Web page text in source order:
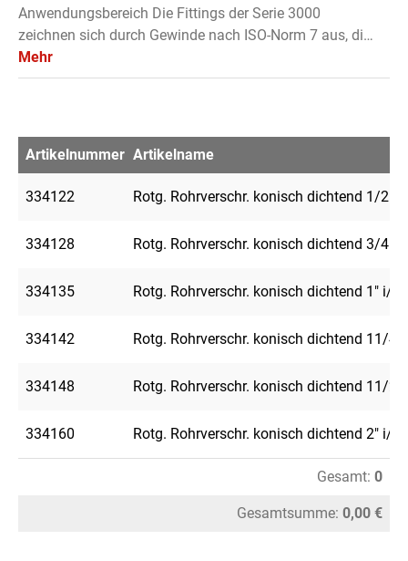
Anwendungsbereich Die Fittings der Serie 3000
zeichnen sich durch Gewinde nach ISO-Norm 7 aus, di…
Mehr
Artikelnummer Artikelname
334122 Rotg. Rohrverschr. konisch dichtend 1/2"
334128 Rotg. Rohrverschr. konisch dichtend 3/4"
334135 Rotg. Rohrverschr. konisch dichtend 1" i/a
334142 Rotg. Rohrverschr. konisch dichtend 11/4"
334148 Rotg. Rohrverschr. konisch dichtend 11/2"
334160 Rotg. Rohrverschr. konisch dichtend 2" i/a
Gesamt: 0
Gesamtsumme: 0,00 €